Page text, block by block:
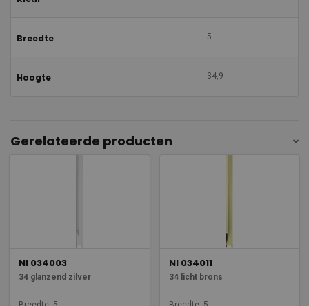
Breedte 5
Hoogte 34,9
Gerelateerde producten
NI 034003
34 glanzend zilver
NI 034011
34 licht brons